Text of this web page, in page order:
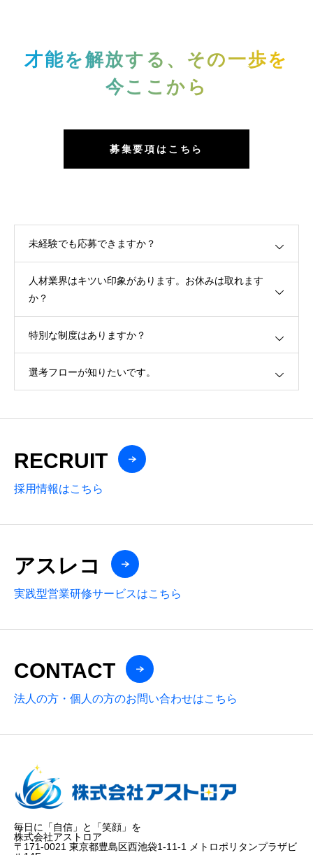
才能を解放する、その一歩を
今ここから
募集要項はこちら
未経験でも応募できますか？
人材業界はキツい印象があります。お休みは取れます
か？
特別な制度はありますか？
選考フローが知りたいです。
RECRUIT
採用情報はこちら
アスレコ
実践型営業研修サービスはこちら
CONTACT
法人の方・個人の方のお問い合わせはこちら
毎日に「自信」と「笑顔」を
株式会社アストロア
〒171-0021 東京都豊島区西池袋1-11-1 メトロポリタンプラザビ